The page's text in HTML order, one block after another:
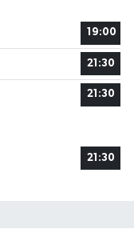
19:00
21:30
21:30
21:30